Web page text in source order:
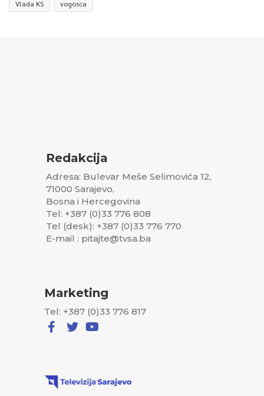
Vlada KS vogosca
Redakcija
Adresa: Bulevar Meše Selimovića 12,
71000 Sarajevo,
Bosna i Hercegovina
Tel: +387 (0)33 776 808
Tel (desk): +387 (0)33 776 770
E-mail : pitajte@tvsa.ba
Marketing
Tel: +387 (0)33 776 817